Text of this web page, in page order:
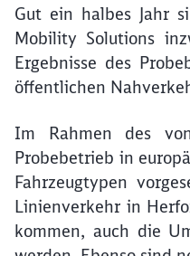
Gut ein halbes Jahr
Mobility Solutions
Ergebnisse des
öffentlichen
Im Rahmen des
Probebetrieb in
Fahrzeugtypen
Linienverkehr in
kommen, auch die